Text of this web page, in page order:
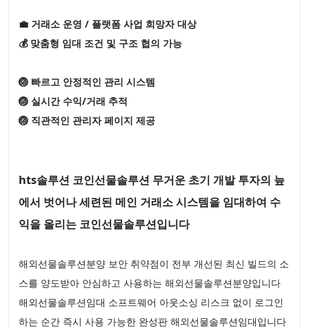
💼 거래소 운영 / 플랫폼 사업 희망자 대상
💰 맞춤형 임대 조건 및 구조 협의 가능
🏐 빠르고 안정적인 관리 시스템
🏐 실시간 수익/거래 추적
🏐 직관적인 관리자 페이지 제공
hts솔루션 코인선물솔루션 무거운 초기 개발 투자의 늪
에서 벗어나 세련된 메인 거래소 시스템을 임대하여 수
익을 올리는 코인선물솔루션입니다
해외선물솔루션분양 보안 취약점이 전부 개선된 최신 빌드의 소
스를 양도받아 안심하고 사용하는 해외선물솔루션분양입니다
해외선물솔루션임대 소프트웨어 아웃소싱 리스크 없이 로그인
하는 순간 즉시 사용 가능한 완성판 해외선물솔루션임대입니다